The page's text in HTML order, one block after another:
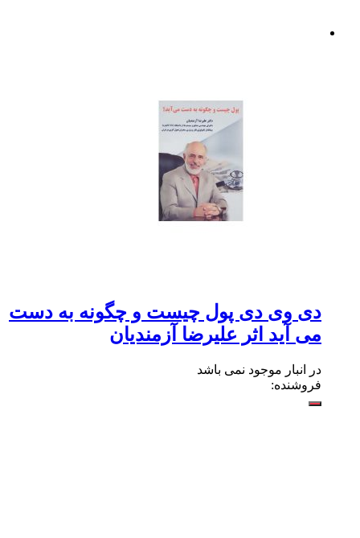
دی وی دی پول چیست و چگونه به دست
می آید اثر علیرضا آزمندیان
در انبار موجود نمی باشد
فروشنده: